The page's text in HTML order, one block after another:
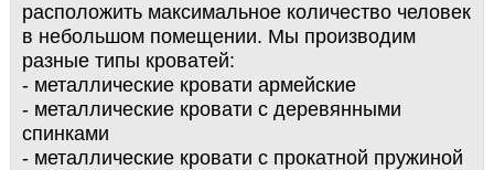
расположить максимальное количество человек
в небольшом помещении. Мы производим
разные типы кроватей:
- металлические кровати армейские
- металлические кровати с деревянными
спинками
- металлические кровати с прокатной пружиной